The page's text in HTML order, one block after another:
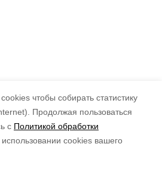
чтобы собирать статистику
Продолжая пользоваться
с Политикой обработки
использовании cookies вашего